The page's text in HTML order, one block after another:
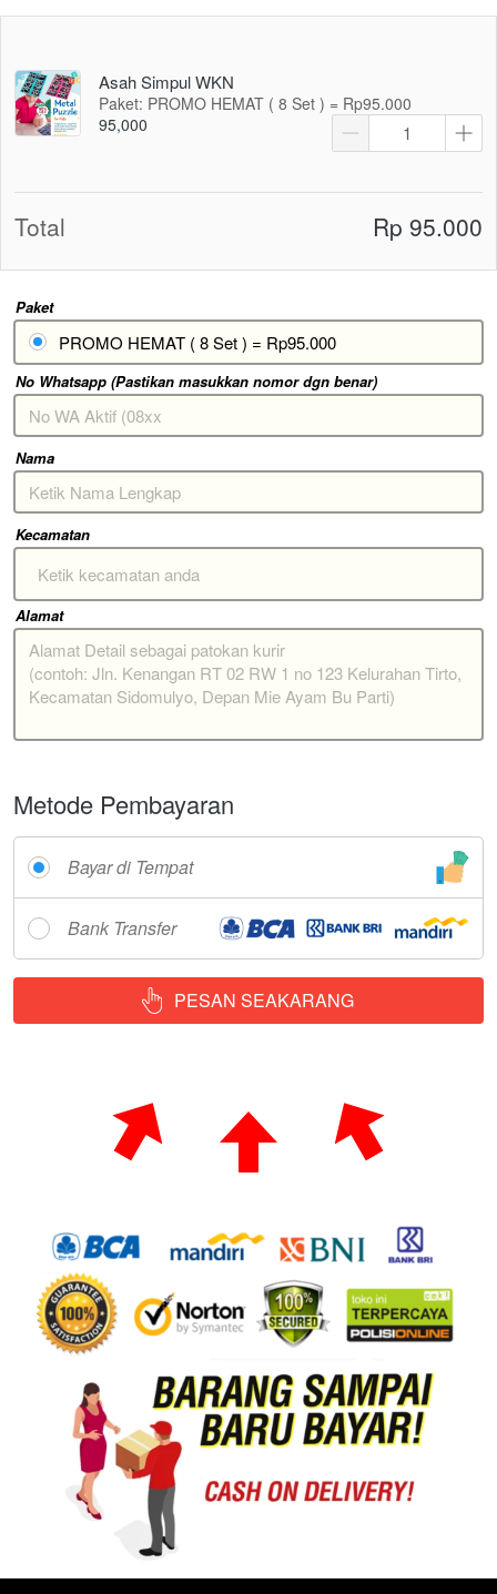
Paket
PROMO HEMAT ( 8 Set ) = Rp95.000
No Whatsapp (Pastikan masukkan nomor dgn benar)
Nama
Kecamatan
Ketik kecamatan anda
Alamat
Metode Pembayaran
Bayar di Tempat
Bank Transfer
` PESAN SEAKARANG
Asah Simpul WKN
Paket: PROMO HEMAT ( 8 Set ) = Rp95.000
95,000
Total Rp 95.000